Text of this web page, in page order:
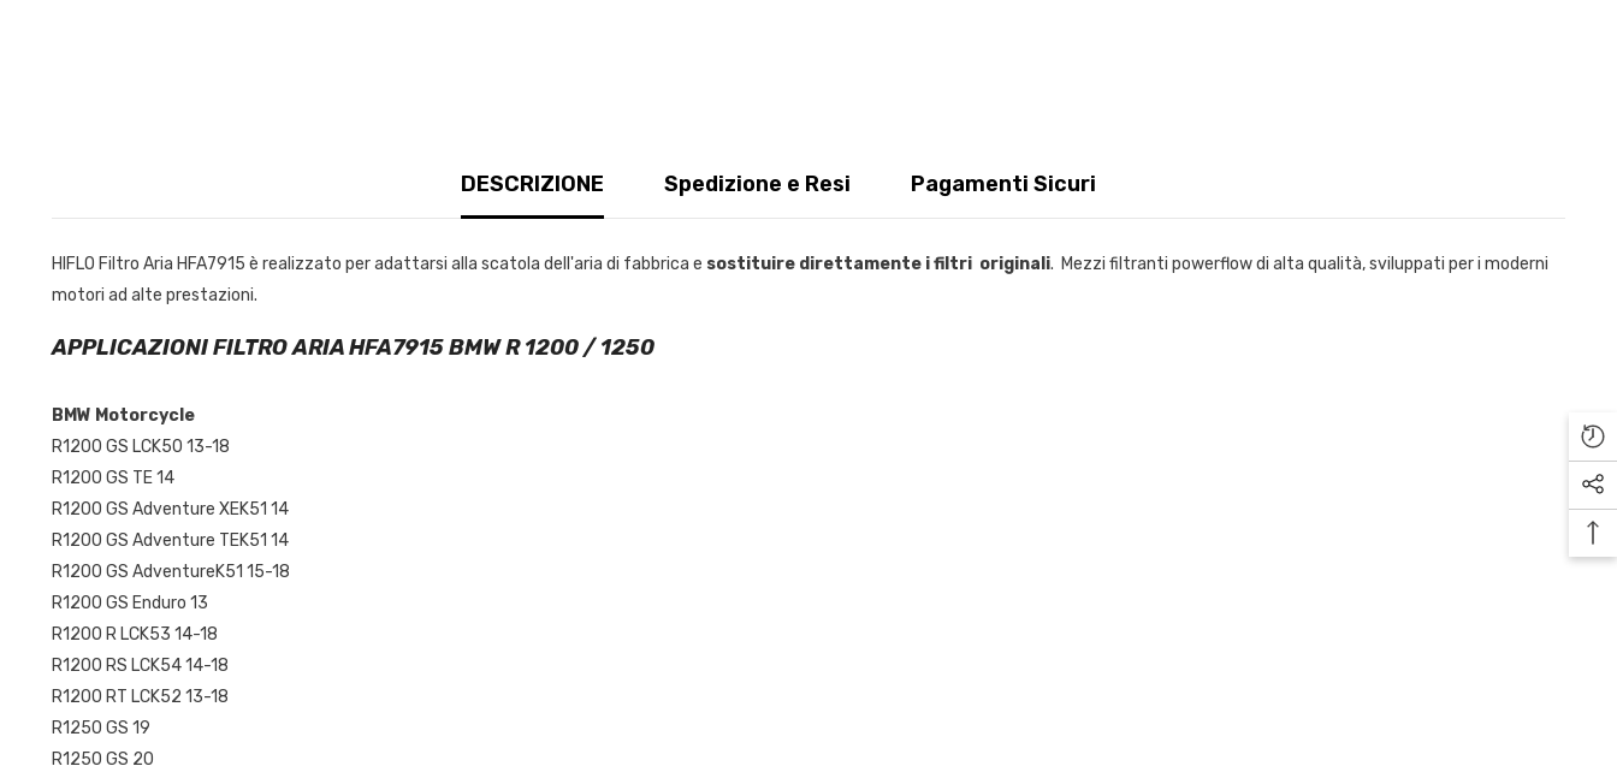
DESCRIZIONE Spedizione e Resi Pagamenti Sicuri
HIFLO Filtro Aria HFA7915 è realizzato per adattarsi alla scatola dell'aria di fabbrica e sostituire direttamente i filtri originali. Mezzi filtranti powerflow di alta qualità, sviluppati per i moderni
motori ad alte prestazioni.
APPLICAZIONI FILTRO ARIA HFA7915 BMW R 1200 / 1250
BMW Motorcycle
R1200 GS LCK50 13-18
R1200 GS TE 14
R1200 GS Adventure XEK51 14
R1200 GS Adventure TEK51 14
R1200 GS AdventureK51 15-18
R1200 GS Enduro 13
R1200 R LCK53 14-18
R1200 RS LCK54 14-18
R1200 RT LCK52 13-18
R1250 GS 19
R1250 GS 20